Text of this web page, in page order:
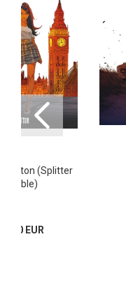
(Splitter
Double)
EUR